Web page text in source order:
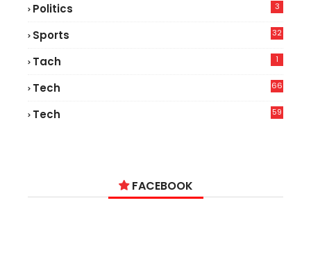
Politics 3
Sports 32
Tach 1
Tech
66
Tech
59
FACEBOOK